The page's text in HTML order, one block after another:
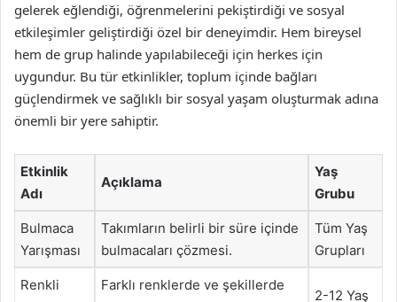
gelerek eğlendiği, öğrenmelerini pekiştirdiği ve sosyal
etkileşimler geliştirdiği özel bir deneyimdir. Hem bireysel
hem de grup halinde yapılabileceği için herkes için
uygundur. Bu tür etkinlikler, toplum içinde bağları
güçlendirmek ve sağlıklı bir sosyal yaşam oluşturmak adına
önemli bir yere sahiptir.
Etkinlik
Adı
Açıklama
Yaş
Grubu
Bulmaca
Yarışması
Takımların belirli bir süre içinde
bulmacaları çözmesi.
Tüm Yaş
Grupları
Renkli
Farklı renklerde ve şekillerde
2-12 Yaş